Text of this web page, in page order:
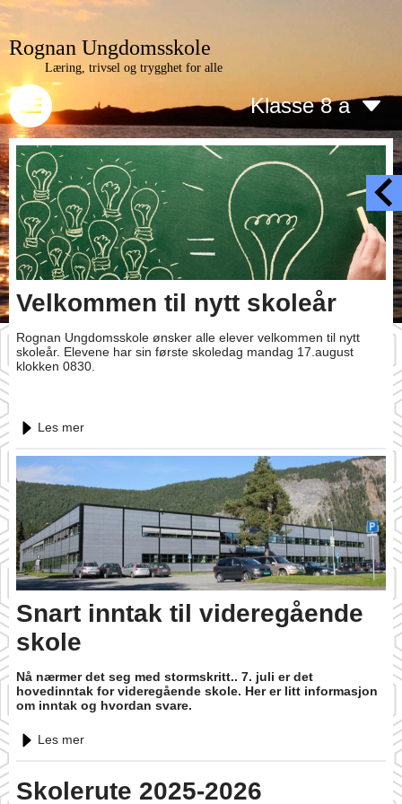
Rognan Ungdomsskole
Læring, trivsel og trygghet for alle
Klasse 8 a
Velkommen til nytt skoleår
Rognan Ungdomsskole ønsker alle elever velkommen til nytt
skoleår. Elevene har sin første skoledag mandag 17.august
klokken 0830.
Les mer
Snart inntak til videregående
skole
Nå nærmer det seg med stormskritt.. 7. juli er det
hovedinntak for videregående skole. Her er litt informasjon
om inntak og hvordan svare.
Les mer
Skolerute 2025-2026